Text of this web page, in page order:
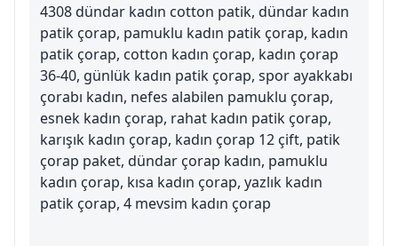
4308 dündar kadın cotton patik, dündar kadın
patik çorap, pamuklu kadın patik çorap, kadın
patik çorap, cotton kadın çorap, kadın çorap
36-40, günlük kadın patik çorap, spor ayakkabı
çorabı kadın, nefes alabilen pamuklu çorap,
esnek kadın çorap, rahat kadın patik çorap,
karışık kadın çorap, kadın çorap 12 çift, patik
çorap paket, dündar çorap kadın, pamuklu
kadın çorap, kısa kadın çorap, yazlık kadın
patik çorap, 4 mevsim kadın çorap